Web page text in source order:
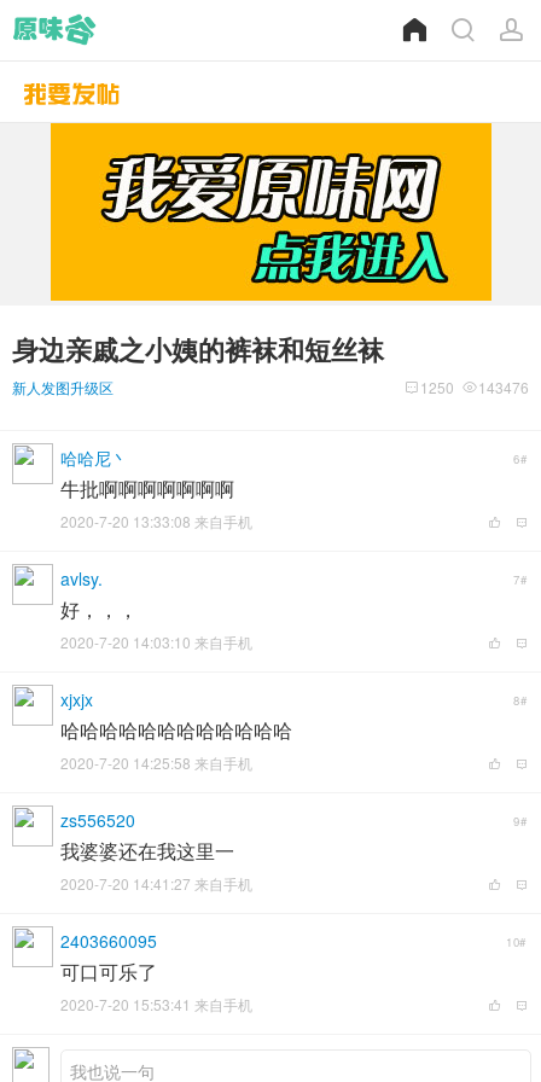
身边亲戚之小姨的裤袜和短丝袜
新人发图升级区 143476
1250
哈哈尼丶 6#
牛批啊啊啊啊啊啊啊
2020-7-20 13:33:08 来自手机
avlsy. 7#
好，，，
2020-7-20 14:03:10 来自手机
xjxjx 8#
哈哈哈哈哈哈哈哈哈哈哈哈
2020-7-20 14:25:58 来自手机
zs556520 9#
我婆婆还在我这里一
2020-7-20 14:41:27 来自手机
2403660095 10#
可口可乐了
2020-7-20 15:53:41 来自手机